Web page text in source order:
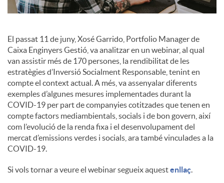
El passat 11 de juny, Xosé Garrido, Portfolio Manager de
Caixa Enginyers Gestió, va analitzar en un webinar, al qual
van assistir més de 170 persones, la rendibilitat de les
estratègies d’Inversió Socialment Responsable, tenint en
compte el context actual. A més, va assenyalar diferents
exemples d’algunes mesures implementades durant la
COVID-19 per part de companyies cotitzades que tenen en
compte factors mediambientals, socials i de bon govern, així
com l’evolució de la renda fixa i el desenvolupament del
mercat d’emissions verdes i socials, ara també vinculades a la
COVID-19.
Si vols tornar a veure el webinar segueix aquestenllaç.